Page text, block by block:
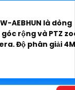
AEBHUN là dòng
rộng và PTZ
Độ phân giải